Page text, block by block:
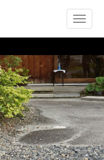
Toggle